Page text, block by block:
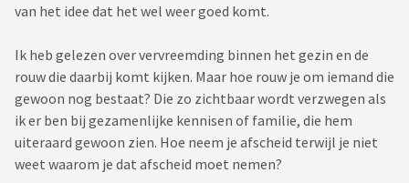
van het idee dat het wel weer goed komt.
Ik heb gelezen over vervreemding binnen het gezin en de
rouw die daarbij komt kijken. Maar hoe rouw je om iemand die
gewoon nog bestaat? Die zo zichtbaar wordt verzwegen als
ik er ben bij gezamenlijke kennisen of familie, die hem
uiteraard gewoon zien. Hoe neem je afscheid terwijl je niet
weet waarom je dat afscheid moet nemen?